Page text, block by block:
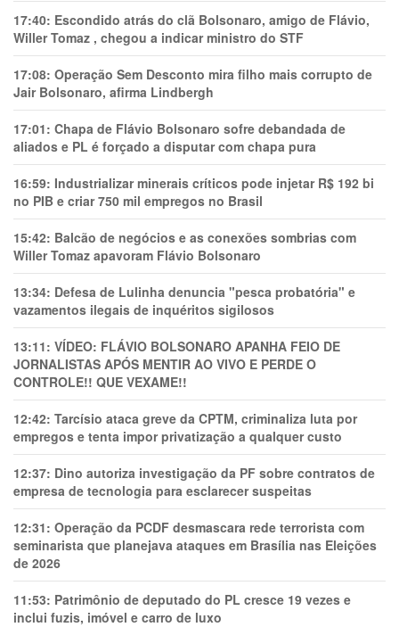
17:40: Escondido atrás do clã Bolsonaro, amigo de Flávio,
Willer Tomaz , chegou a indicar ministro do STF
17:08: Operação Sem Desconto mira filho mais corrupto de
Jair Bolsonaro, afirma Lindbergh
17:01: Chapa de Flávio Bolsonaro sofre debandada de
aliados e PL é forçado a disputar com chapa pura
16:59: Industrializar minerais críticos pode injetar R$ 192 bi
no PIB e criar 750 mil empregos no Brasil
15:42: Balcão de negócios e as conexões sombrias com
Willer Tomaz apavoram Flávio Bolsonaro
13:34: Defesa de Lulinha denuncia "pesca probatória" e
vazamentos ilegais de inquéritos sigilosos
13:11: VÍDEO: FLÁVIO BOLSONARO APANHA FEIO DE
JORNALISTAS APÓS MENTIR AO VIVO E PERDE O
CONTROLE!! QUE VEXAME!!
12:42: Tarcísio ataca greve da CPTM, criminaliza luta por
empregos e tenta impor privatização a qualquer custo
12:37: Dino autoriza investigação da PF sobre contratos de
empresa de tecnologia para esclarecer suspeitas
12:31: Operação da PCDF desmascara rede terrorista com
seminarista que planejava ataques em Brasília nas Eleições
de 2026
11:53: Patrimônio de deputado do PL cresce 19 vezes e
inclui fuzis, imóvel e carro de luxo